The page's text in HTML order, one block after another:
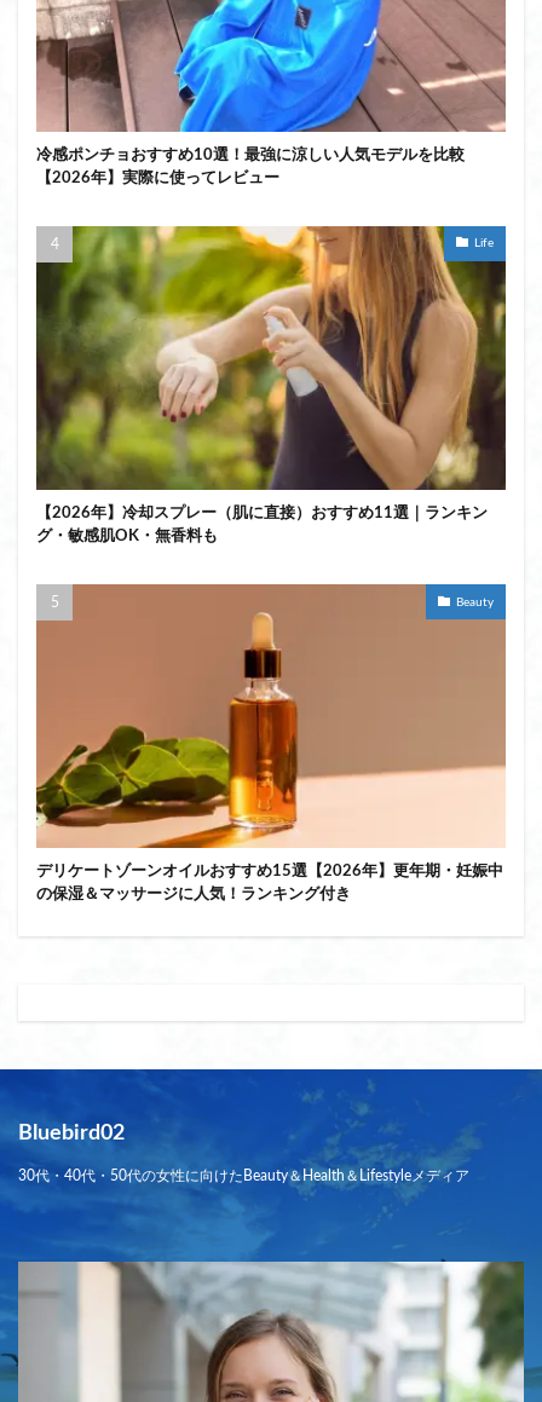
冷感ポンチョおすすめ10選！最強に涼しい人気モデルを比較
【2026年】実際に使ってレビュー
Life
【2026年】冷却スプレー（肌に直接）おすすめ11選｜ランキン
グ・敏感肌OK・無香料も
Beauty
デリケートゾーンオイルおすすめ15選【2026年】更年期・妊娠中
の保湿＆マッサージに人気！ランキング付き
Bluebird02
30代・40代・50代の女性に向けたBeauty＆Health＆Lifestyleメディア